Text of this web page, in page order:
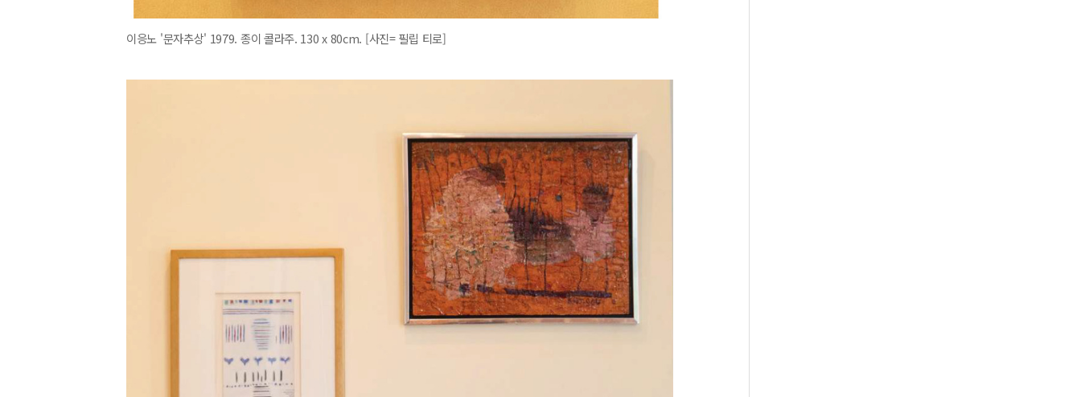
이응노 '문자추상' 1979. 종이 콜라주. 130 x 80cm. [사진= 필립 티로]